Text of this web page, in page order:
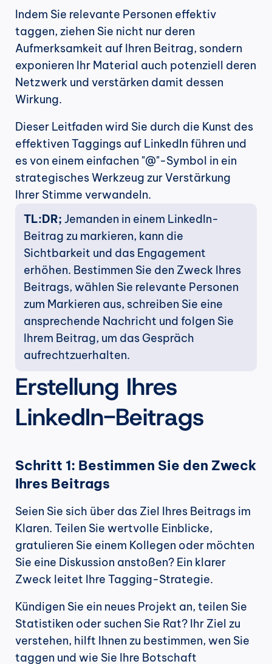
Indem Sie relevante Personen effektiv
taggen, ziehen Sie nicht nur deren
Aufmerksamkeit auf Ihren Beitrag, sondern
exponieren Ihr Material auch potenziell deren
Netzwerk und verstärken damit dessen
Wirkung.
Dieser Leitfaden wird Sie durch die Kunst des
effektiven Taggings auf LinkedIn führen und
es von einem einfachen "@"-Symbol in ein
strategisches Werkzeug zur Verstärkung
Ihrer Stimme verwandeln.
TL:DR; Jemanden in einem LinkedIn-
Beitrag zu markieren, kann die
Sichtbarkeit und das Engagement
erhöhen. Bestimmen Sie den Zweck Ihres
Beitrags, wählen Sie relevante Personen
zum Markieren aus, schreiben Sie eine
ansprechende Nachricht und folgen Sie
Ihrem Beitrag, um das Gespräch
aufrechtzuerhalten.
Erstellung Ihres
LinkedIn-Beitrags
Schritt 1: Bestimmen Sie den Zweck
Ihres Beitrags
Seien Sie sich über das Ziel Ihres Beitrags im
Klaren. Teilen Sie wertvolle Einblicke,
gratulieren Sie einem Kollegen oder möchten
Sie eine Diskussion anstoßen? Ein klarer
Zweck leitet Ihre Tagging-Strategie.
Kündigen Sie ein neues Projekt an, teilen Sie
Statistiken oder suchen Sie Rat? Ihr Ziel zu
verstehen, hilft Ihnen zu bestimmen, wen Sie
taggen und wie Sie Ihre Botschaft